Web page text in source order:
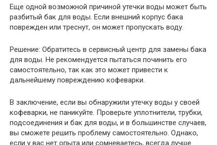
Еще одной возможной причиной утечки воды может быть
разбитый бак для воды. Если внешний корпус бака
поврежден или треснут, он может пропускать воду.
Решение: Обратитесь в сервисный центр для замены бака
для воды. Не рекомендуется пытаться починить его
самостоятельно, так как это может привести к
дальнейшему повреждению кофеварки.
В заключение, если вы обнаружили утечку воды у своей
кофеварки, не паникуйте. Проверьте уплотнители, трубки,
подсоединения и бак для воды, и в большинстве случаев,
вы сможете решить проблему самостоятельно. Однако,
если у вас нет опыта или сомневаетесь, всегда лучше